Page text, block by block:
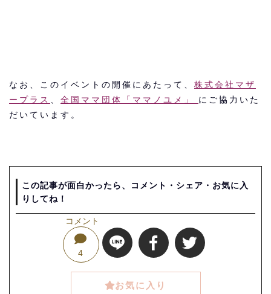
なお、このイベントの開催にあたって、 株式会社マザ
ープラス
全国ママ団体「ママノユメ」 にご協力いた
だいています。
この記事が面白かったら、コメント・シェア・お気に入
りしてね！
コメント
4
お気に入り